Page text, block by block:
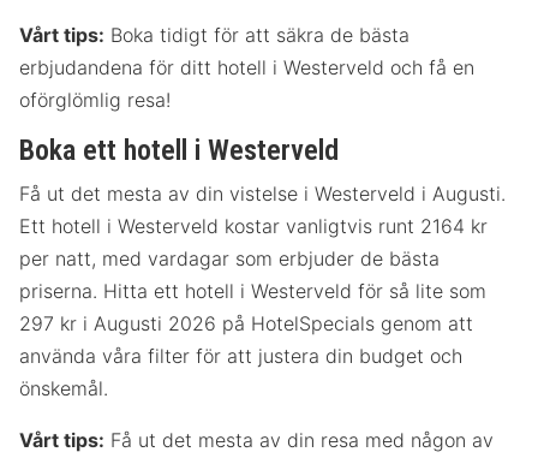
Vårt tips: Boka tidigt för att säkra de bästa
erbjudandena för ditt hotell i Westerveld och få en
oförglömlig resa!
Boka ett hotell i Westerveld
Få ut det mesta av din vistelse i Westerveld i Augusti.
Ett hotell i Westerveld kostar vanligtvis runt 2164 kr
per natt, med vardagar som erbjuder de bästa
priserna. Hitta ett hotell i Westerveld för så lite som
297 kr i Augusti 2026 på HotelSpecials genom att
använda våra filter för att justera din budget och
önskemål.
Vårt tips: Få ut det mesta av din resa med någon av